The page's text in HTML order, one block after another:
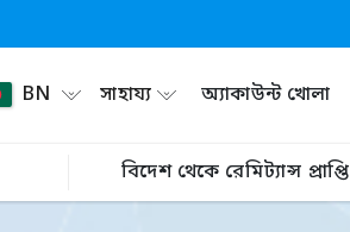
BN সাহায্য অ্যাকাউন্ট খোলা
বিদেশ থেকে রেমিট্যান্স প্রাপ্তি